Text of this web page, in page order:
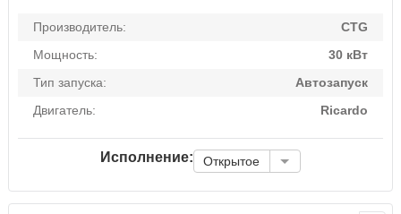
Производитель:
CTG
Мощность:
30 кВт
Тип запуска:
Автозапуск
Двигатель:
Ricardo
Исполнение: Открытое